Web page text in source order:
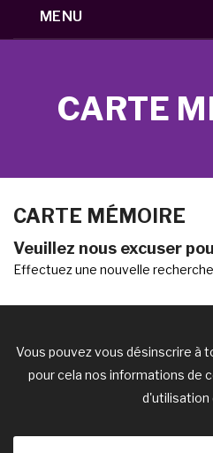
MENU
CARTE
CARTE MÉMOIRE
Veuillez nous excuser
Effectuez une nouvelle recherche
Vous pouvez vous désinscrire à
pour cela nos informations de
d'utilisation